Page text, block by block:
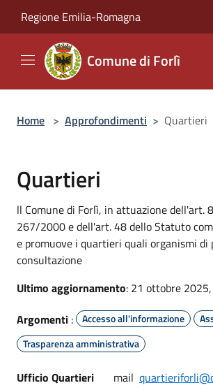
Regione Emilia-Romagna
Comune di Forlì
Home > Approfondimenti > Quartieri
Quartieri
ll Comune di Forlì, in attuazione dell'art. 8
267/2000 e dell'art. 48 dello Statuto
e promuove i quartieri quali organismi di
consultazione
Ultimo aggiornamento: 21 ottobre
Argomenti : Accesso all'informazione
Trasparenza amministrativa
Ufficio Quartieri mail